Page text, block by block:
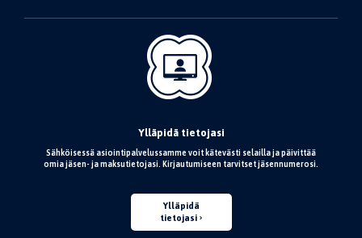
Ylläpidä tietojasi
Sähköisessä asiointipalvelussamme voit kätevästi selailla ja päivittää
omia jäsen- ja maksutietojasi. Kirjautumiseen tarvitset jäsennumerosi.
Ylläpidä
tietojasi